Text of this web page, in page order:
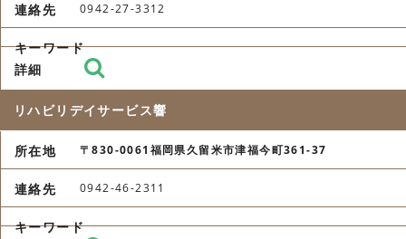
0942-27-3312
リハビリデイサービス響
〒830-0061福岡県久留米市津福今町361-37
0942-46-2311